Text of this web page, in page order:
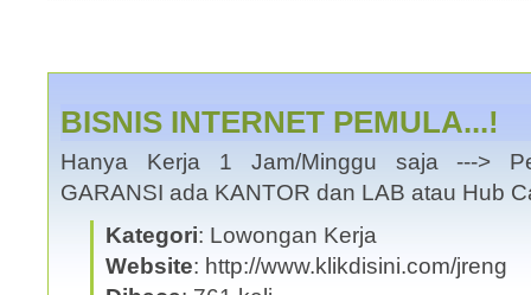
BISNIS INTERNET PEMULA...!
Hanya Kerja 1 Jam/Minggu saja --->
GARANSI ada KANTOR dan LAB atau Hub
Kategori: Lowongan Kerja
Website: http://www.klikdisini.com/jreng